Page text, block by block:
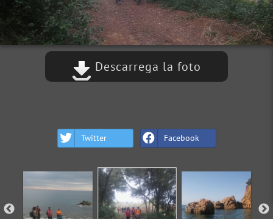
Descarrega la foto
Twitter Facebook